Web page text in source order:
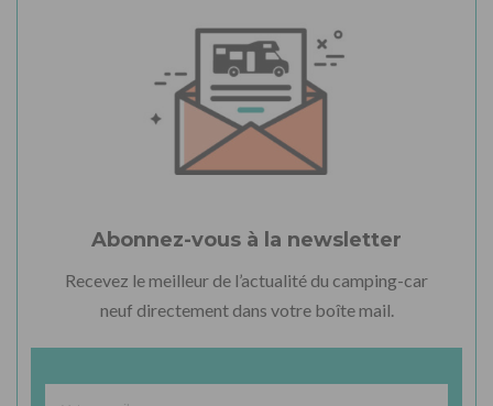
Abonnez-vous à la newsletter
Recevez le meilleur de l’actualité du camping-car
neuf directement dans votre boîte mail.